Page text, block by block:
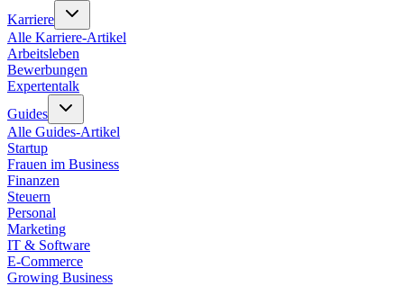
Karriere
Alle Karriere-Artikel
Arbeitsleben
Bewerbungen
Expertentalk
Guides
Alle Guides-Artikel
Startup
Frauen im Business
Finanzen
Steuern
Personal
Marketing
IT & Software
E-Commerce
Growing Business